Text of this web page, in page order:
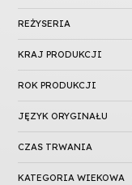
REŻYSERIA
KRAJ PRODUKCJI
ROK PRODUKCJI
JĘZYK ORYGINAŁU
CZAS TRWANIA
KATEGORIA WIEKOWA